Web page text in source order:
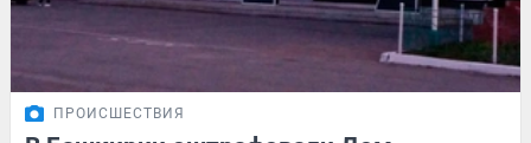
ПРОИСШЕСТВИЯ